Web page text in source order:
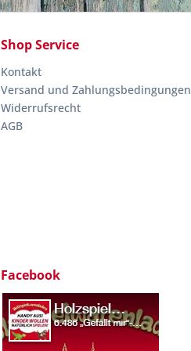
Shop Service
Kontakt
Versand und Zahlungsbedingungen
Widerrufsrecht
AGB
Facebook